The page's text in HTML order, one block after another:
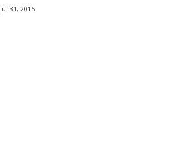
jul 31, 2015